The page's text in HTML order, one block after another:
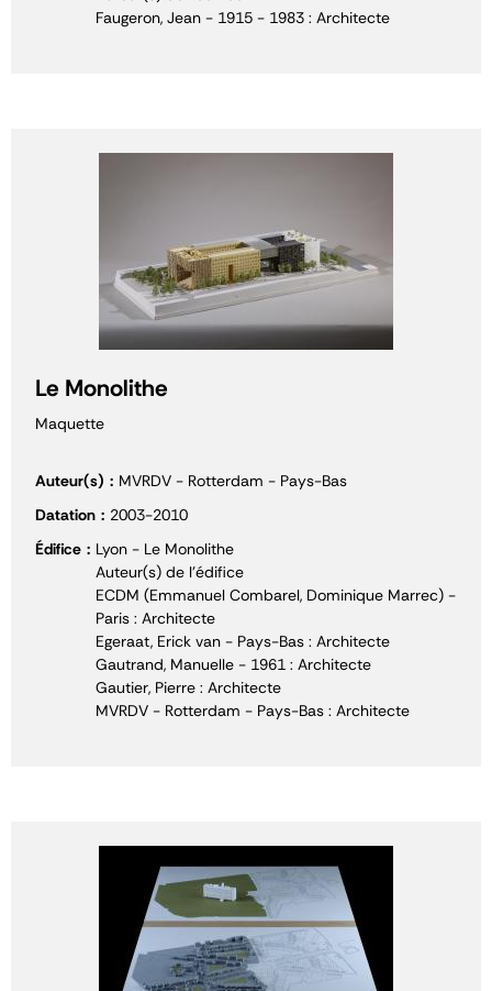
Faugeron, Jean - 1915 - 1983 : Architecte
Le Monolithe
Maquette
Auteur(s)
MVRDV - Rotterdam - Pays-Bas
Datation
2003-2010
Édifice
Lyon - Le Monolithe
Auteur(s) de l'édifice
ECDM (Emmanuel Combarel, Dominique Marrec) -
Paris : Architecte
Egeraat, Erick van - Pays-Bas : Architecte
Gautrand, Manuelle - 1961 : Architecte
Gautier, Pierre : Architecte
MVRDV - Rotterdam - Pays-Bas : Architecte